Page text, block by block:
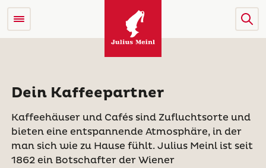
Dein Kaffeepartner
Kaffeehäuser und Cafés sind Zufluchtsorte und
bieten eine entspannende Atmosphäre, in der
man sich wie zu Hause fühlt. Julius Meinl ist seit
1862 ein Botschafter der Wiener